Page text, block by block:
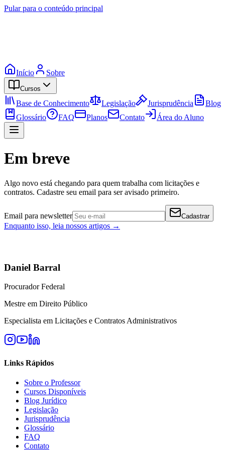
Pular para o conteúdo principal
Início Sobre
Cursos
Base de Conhecimento Legislação Jurisprudência
Blog
Glossário
FAQ Planos Contato Área do Aluno
Em breve
Algo novo está chegando para quem trabalha com licitações e
contratos. Cadastre seu email para ser avisado primeiro.
Email para newsletter Cadastrar
Enquanto isso, leia nossos artigos →
Daniel Barral
Procurador Federal
Mestre em Direito Público
Especialista em Licitações e Contratos Administrativos
Links Rápidos
Sobre o Professor
Cursos Disponíveis
Blog Jurídico
Legislação
Jurisprudência
Glossário
FAQ
Contato